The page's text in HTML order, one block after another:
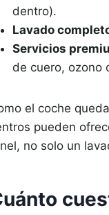
dentro).
Lavado
Servicios
de cuero, ozono
el coche
pueden
no solo un